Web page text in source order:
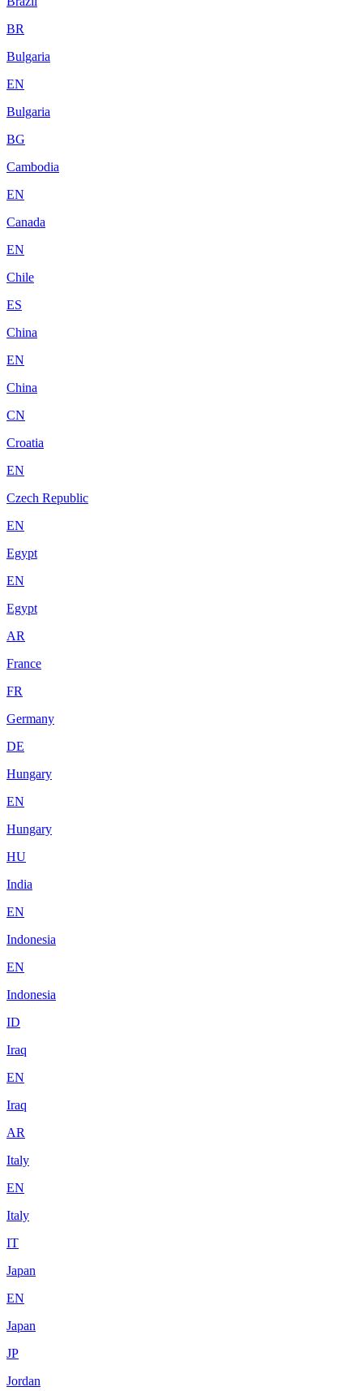
BR
Bulgaria
EN
Bulgaria
BG
Cambodia
EN
Canada
EN
Chile
ES
China
EN
China
CN
Croatia
EN
Czech Republic
EN
Egypt
EN
Egypt
AR
France
FR
Germany
DE
Hungary
EN
Hungary
HU
India
EN
Indonesia
EN
Indonesia
ID
Iraq
EN
Iraq
AR
Italy
EN
Italy
IT
Japan
EN
Japan
JP
Jordan